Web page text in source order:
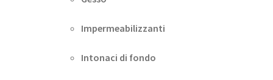
Impermeabilizzanti
Intonaci di fondo